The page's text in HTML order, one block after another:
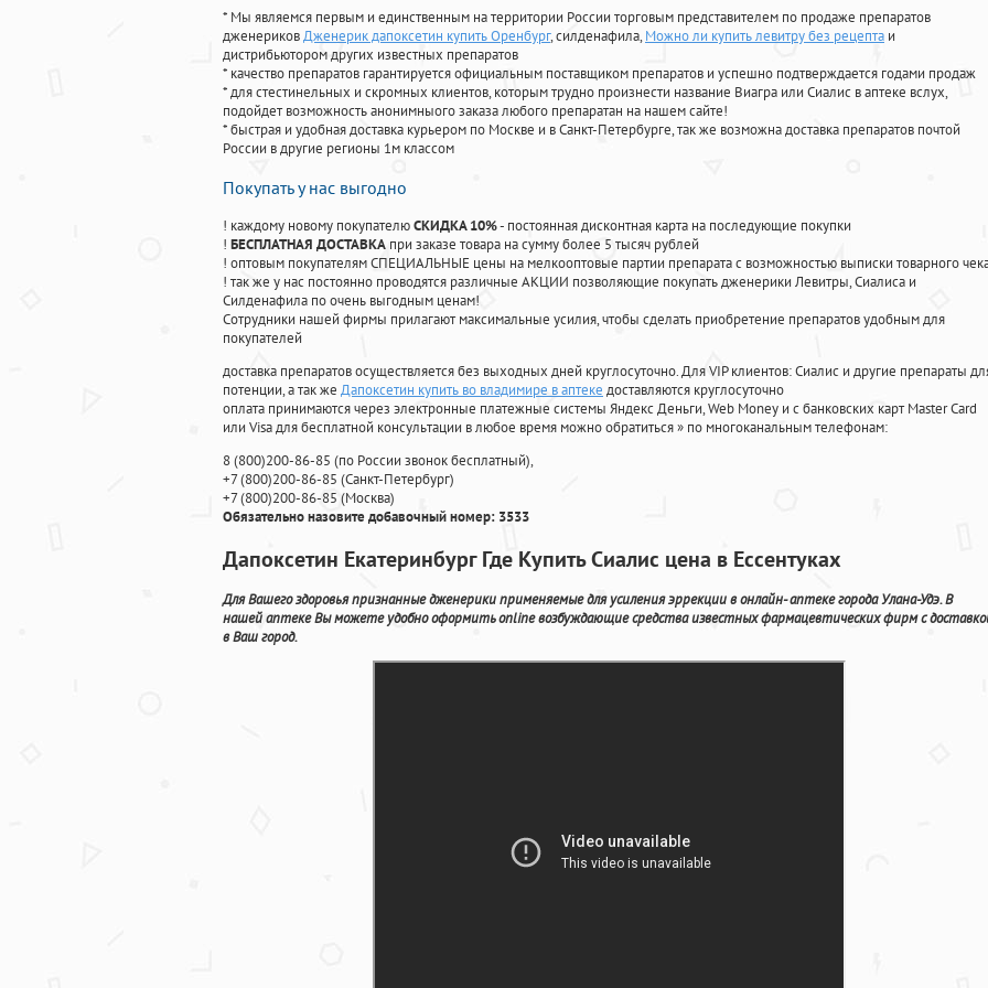
* Мы являемся первым и единственным на территории России торговым представителем по продаже препаратов
дженериковДженерик дапоксетин купить Оренбург, силденафила, Можно ли купить левитру без рецепта и
дистрибьютором других известных препаратов
* качество препаратов гарантируется официальным поставщиком препаратов и успешно подтверждается годами продаж
* для стестинельных и скромных клиентов, которым трудно произнести название Виагра или Сиалис в аптеке вслух,
подойдет возможность анонимныого заказа любого препаратан на нашем сайте!
* быстрая и удобная доставка курьером по Москве и в Санкт-Петербурге, так же возможна доставка препаратов почтой
России в другие регионы 1м классом
Покупать у нас выгодно
! каждому новому покупателюСКИДКА 10%- постоянная дисконтная карта на последующие покупки
! БЕСПЛАТНАЯ ДОСТАВКА при заказе товара на сумму более 5 тысяч рублей
! оптовым покупателям СПЕЦИАЛЬНЫЕ цены на мелкооптовые партии препарата с возможностью выписки товарного
! так же у нас постоянно проводятся различные АКЦИИ позволяющие покупать дженерики Левитры, Сиалиса и
Силденафила по очень выгодным ценам!
Cотрудники нашей фирмы прилагают максимальные усилия, чтобы сделать приобретение препаратов удобным для
покупателей
доставка препаратов осуществляется без выходных дней круглосуточно. Для VIP клиентов: Сиалис и другие препараты
потенции, а так же Дапоксетин купить во владимире в аптеке доставляются круглосуточно
оплата принимаются через электронные платежные системы Яндекс Деньги, Web Money и с банковских карт Master Card
или Visa для бесплатной консультации в любое время можно обратиться» по многоканальным телефонам:
8(800)200-86-85 (по России звонок бесплатный),
+7(800)200-86-85 (Санкт-Петербург)
+7(800)200-86-85 (Москва)
Обязательно назовите добавочный номер: 3533
Дапоксетин Екатеринбург Где Купить Сиалис цена в Ессентуках
Для Вашего здоровья признанные дженерики применяемые для усиления эррекции в онлайн- аптеке города Улана-Удэ. В
нашей аптеке Вы можете удобно оформить online возбуждающие средства известных фармацевтических фирм с
в Ваш город.